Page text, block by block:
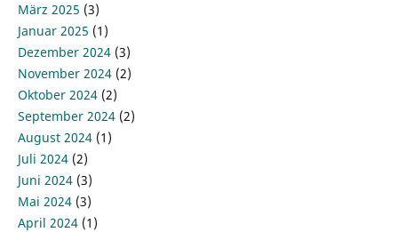
März 2025 (3)
Januar 2025 (1)
Dezember 2024 (3)
November 2024 (2)
Oktober 2024 (2)
September 2024 (2)
August 2024 (1)
Juli 2024 (2)
Juni 2024 (3)
Mai 2024 (3)
April 2024 (1)